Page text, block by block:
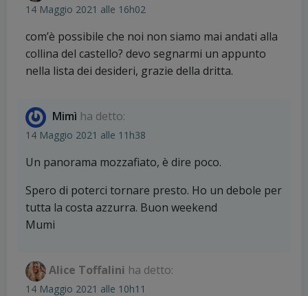
14 Maggio 2021 alle 16h02
com’è possibile che noi non siamo mai andati alla
collina del castello? devo segnarmi un appunto
nella lista dei desideri, grazie della dritta.
Mimì ha detto:
14 Maggio 2021 alle 11h38
Un panorama mozzafiato, è dire poco.
Spero di poterci tornare presto. Ho un debole per
tutta la costa azzurra. Buon weekend
Mumi
Alice Toffalini ha detto:
14 Maggio 2021 alle 10h11